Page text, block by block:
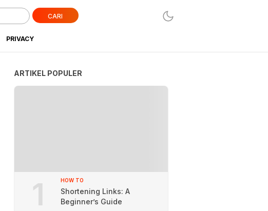
CARI
PRIVACY
ARTIKEL POPULER
1 HOW TO
Shortening Links: A
Beginner’s Guide